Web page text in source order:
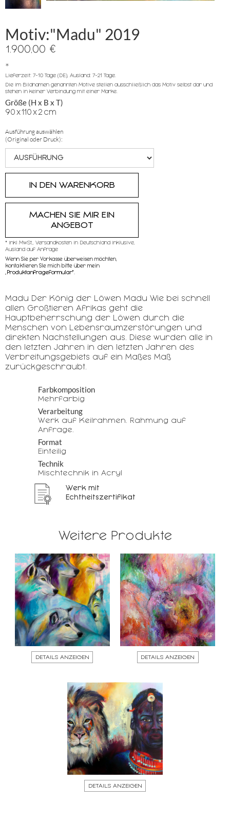
Motiv:"Madu" 2019
1.900,00 €
*
Lieferzeit: 7-10 Tage (DE), Ausland: 7-21 Tage.
Die im Bildnamen genannten Motive stellen ausschließlich das Motiv selbst dar und
stehen in keiner Verbindung mit einer Marke.
Größe (H x B x T)
90x110x2 cm
Ausführung auswählen
(Original oder Druck):
MACHEN SIE MIR EIN
ANGEBOT
* inkl MwSt,, Versandkosten in Deutschland inklusive,
Ausland auf Anfrage
Wenn Sie per Vorkasse überweisen möchten,
kontaktieren SIe mich bitte über mein
Produktanfrageformular"
Madu Der König der Löwen Madu Wie bei schnell
allen Großtieren Afrikas geht die
Hauptbeherrschung der Löwen durch die
Menschen von Lebensraumzerstörungen und
direkten Nachstellungen aus. Diese wurden alle in
den letzten Jahren in den letzten Jahren des
Verbreitungsgebiets auf ein Maßes Maß
zurückgeschraubt.
Farbkomposition
Mehrfarbig
Verarbeitung
Werk auf Keilrahmen. Rahmung auf
Anfrage.
Format
Einteilig
Technik
Mischtechnik in Acryl
Werk mit
Echtheitszertifikat
Weitere Produkte
DETAILS ANZEIGEN DETAILS ANZEIGEN
DETAILS ANZEIGEN